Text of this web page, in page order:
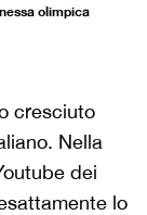
olimpica
cresciuto
Nella
dei
lo